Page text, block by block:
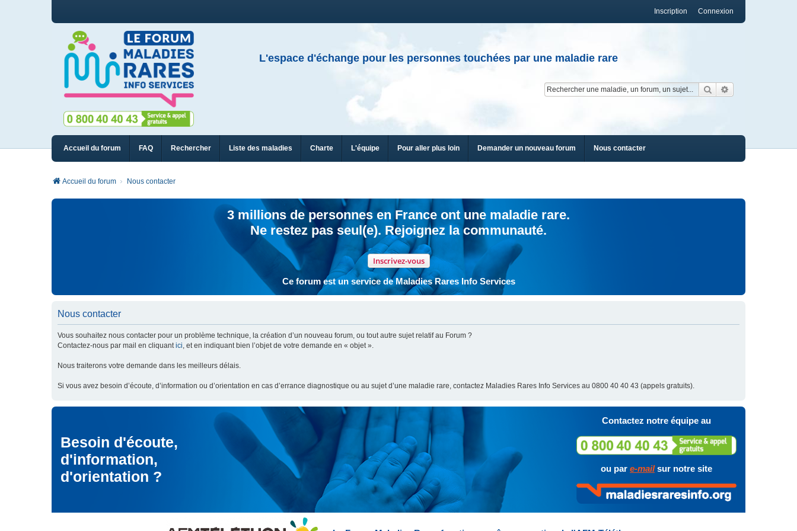
Connexion
Inscription
L'espace d'échange pour les personnes touchées par une maladie rare
Rechercher
Accueil du forum FAQ Rechercher Liste des maladies Charte L'équipe Pour aller plus loin Demander un nouveau forum Nous contacter
Accueil du forum Nous contacter
3 millions de personnes en France ont une maladie rare.
Ne restez pas seul(e). Rejoignez la communauté.
Inscrivez-vous
Ce forum est un service de Maladies Rares Info Services
Nous contacter
Vous souhaitez nous contacter pour un problème technique, la création d’un nouveau forum, ou tout autre sujet relatif au Forum ?
Contactez-nous par mail en cliquantici, et en indiquant bien l’objet de votre demande en « objet ».
Nous traiterons votre demande dans les meilleurs délais.
Si vous avez besoin d’écoute, d’information ou d’orientation en cas d’errance diagnostique ou au sujet d’une maladie rare, contactez Maladies Rares Info Services au 0800 40 40 43 (appels gratuits).
Besoin d'écoute,
d'information,
d'orientation ?
Contactez notre équipe au
ou par e-mailsur notre site